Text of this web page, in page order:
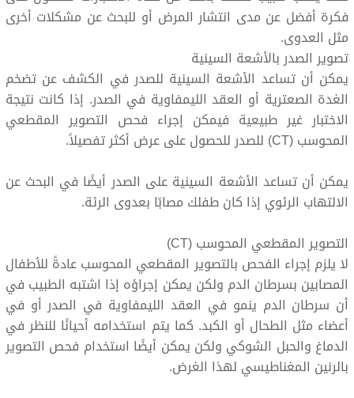
فكرة أفضل عن مدى انتشار المرض أو للبحث عن مشكلات أخرى
مثل العدوى.
تصوير الصدر بالأشعة السينية
يمكن أن تساعد الأشعة السينية للصدر في الكشف عن تضخم
الغدة الصعترية أو العقد الليمفاوية في الصدر. إذا كانت نتيجة
الاختبار غير طبيعية فيمكن إجراء فحص التصوير المقطعي
المحوسب (CT) للصدر للحصول على عرض أكثر تفصيلاً.
يمكن أن تساعد الأشعة السينية على الصدر أيضًا في البحث عن
الالتهاب الرئوي إذا كان طفلك مصابًا بعدوى الرئة.
التصوير المقطعي المحوسب (CT)
لا يلزم إجراء الفحص بالتصوير المقطعي المحوسب عادةً للأطفال
المصابين بسرطان الدم ولكن يمكن إجراؤه إذا اشتبه الطبيب في
أن سرطان الدم ينمو في العقد الليمفاوية في الصدر أو في
أعضاء مثل الطحال أو الكبد. كما يتم استخدامه أحيانًا للنظر في
الدماغ والحبل الشوكي ولكن يمكن أيضًا استخدام فحص التصوير
بالرنين المغناطيسي لهذا الغرض.